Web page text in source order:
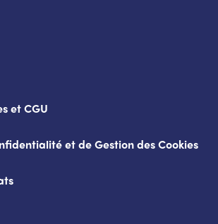
et CGU
et de Gestion des Cookies